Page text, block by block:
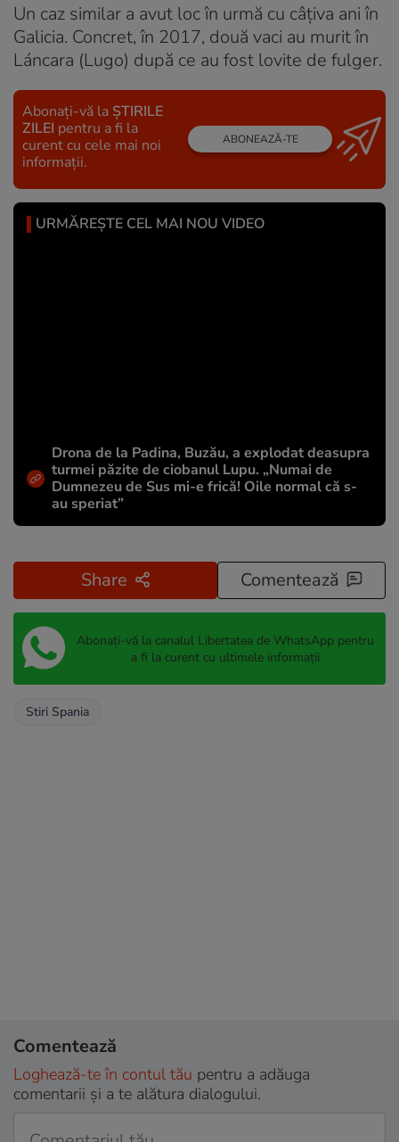
Un caz similar a avut loc în urmă cu câțiva ani în
Galicia. Concret, în 2017, două vaci au murit în
Láncara (Lugo) după ce au fost lovite de fulger.
Abonați-vă la ȘTIRILE
ZILEI pentru a fi la
curent cu cele mai noi
informații.
ABONEAZĂ-TE
URMĂREȘTE CEL MAI NOU VIDEO
Drona de la Padina, Buzău, a explodat deasupra
turmei păzite de ciobanul Lupu. „Numai de
Dumnezeu de Sus mi-e frică! Oile normal că s-
au speriat”
Share Comentează
Abonați-vă la canalul Libertatea de WhatsApp pentru
a fi la curent cu ultimele informații
Stiri Spania
Comentează
Loghează-te în contul tău pentru a adăuga
comentarii și a te alătura dialogului.